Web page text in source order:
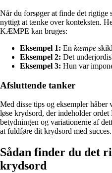
Når du forsøger at finde det
nyttigt at tænke over konteksten.
KÆMPE kan bruges:
Eksempel 1: En kæmpe
Eksempel 2: Det
Eksempel 3: Hun var
Afsluttende tanker
Med disse tips og eksempler
løse krydsord, der indeholder
betydningen og variationerne af
at fuldføre dit krydsord med succes.
Sådan finder du det
krydsord